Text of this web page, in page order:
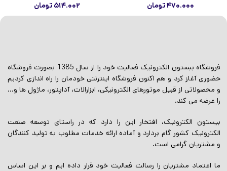
۴۷۰.۰۰۰تومان ۵۱۴.۰۰۲ تومان
فروشگاه ببستون الکترونیک فعالیت خود را از سال 1385 بصورت فروشگاه
حضوری آغاز کرد و هم اکنون فروشگاه اینترنتی خودمان را راه اندازی کردیم
و محصولاتی از قبیل موتورهای الکترونیکی، ابزارالات، آداپتور، ماژول ها و…
را عرضه می کند.
بیستون الکترونیک، افتخار این را دارد که در راستای توسعه صنعت
الکترونیک کشور گام بردارد و آماده ارائه خدمات مطلوب به تولید کنندگان
و مشتریان گرامی است.
ما اعتماد مشتریان را رسالت فعالیت خود قرار داده ایم و بر این اساس